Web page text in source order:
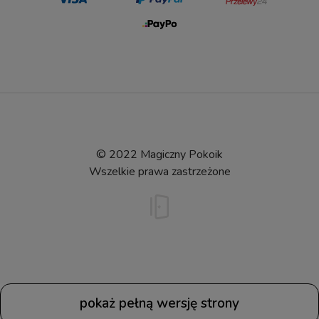
© 2022 Magiczny Pokoik
Wszelkie prawa zastrzeżone
pokaż pełną wersję strony